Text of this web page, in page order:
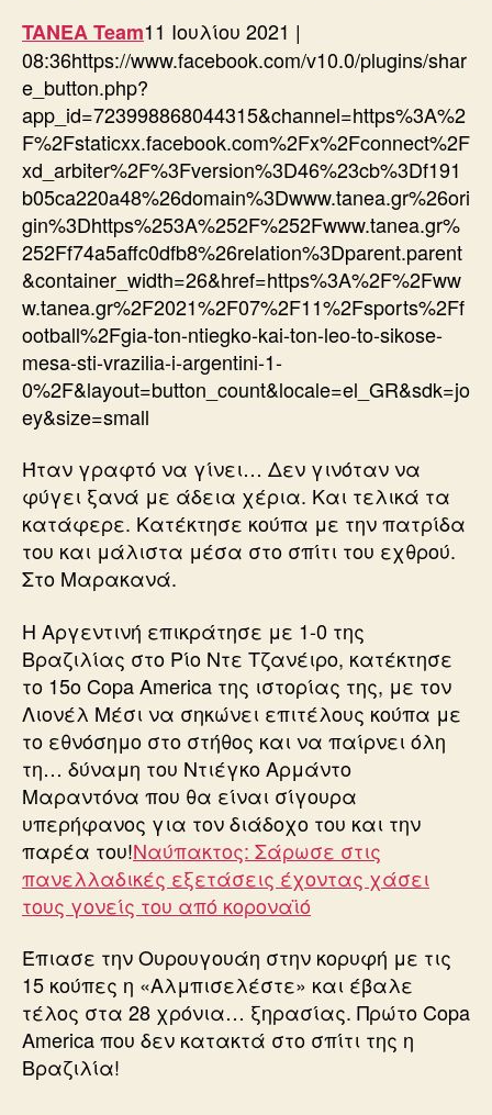
TANEA Team11 Ιουλίου 2021 |
08:36https://www.facebook.com/v10.0/plugins/shar
e_button.php?
app_id=723998868044315&channel=https%3A%2
F%2Fstaticxx.facebook.com%2Fx%2Fconnect%2F
xd_arbiter%2F%3Fversion%3D46%23cb%3Df191
b05ca220a48%26domain%3Dwww.tanea.gr%26ori
gin%3Dhttps%253A%252F%252Fwww.tanea.gr%
252Ff74a5affc0dfb8%26relation%3Dparent.parent
&container_width=26&href=https%3A%2F%2Fww
w.tanea.gr%2F2021%2F07%2F11%2Fsports%2Ff
ootball%2Fgia-ton-ntiegko-kai-ton-leo-to-sikose-
mesa-sti-vrazilia-i-argentini-1-
0%2F&layout=button_count&locale=el_GR&sdk=jo
ey&size=small
Ήταν γραφτό να γίνει… Δεν γινόταν να
φύγει ξανά με άδεια χέρια. Και τελικά τα
κατάφερε. Κατέκτησε κούπα με την πατρίδα
του και μάλιστα μέσα στο σπίτι του εχθρού.
Στο Μαρακανά.
Η Αργεντινή επικράτησε με 1-0 της
Βραζιλίας στο Ρίο Ντε Τζανέιρο, κατέκτησε
το 15ο Copa America της ιστορίας της, με τον
Λιονέλ Μέσι να σηκώνει επιτέλους κούπα με
το εθνόσημο στο στήθος και να παίρνει όλη
τη… δύναμη του Ντιέγκο Αρμάντο
Μαραντόνα που θα είναι σίγουρα
υπερήφανος για τον διάδοχο του και την
παρέα του!Ναύπακτος: Σάρωσε στις
πανελλαδικές εξετάσεις έχοντας χάσει
τους γονείς του από κοροναϊό
Έπιασε την Ουρουγουάη στην κορυφή με τις
15 κούπες η «Αλμπισελέστε» και έβαλε
τέλος στα 28 χρόνια… ξηρασίας. Πρώτο Copa
America που δεν κατακτά στο σπίτι της η
Βραζιλία!